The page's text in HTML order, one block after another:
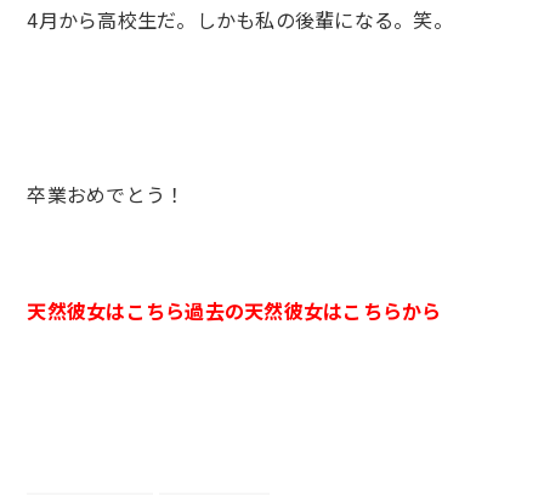
4月から高校生だ。しかも私の後輩になる。笑。
卒業おめでとう！
天然彼女はこちら過去の天然彼女はこちらから